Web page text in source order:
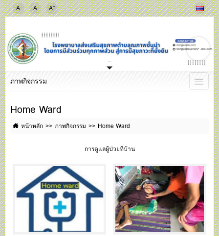
A- A A+
ภาพกิจกรรม
Home Ward
หน้าหลัก ภาพกิจกรรม Home Ward
การดูแลผู้ป่วยที่บ้าน